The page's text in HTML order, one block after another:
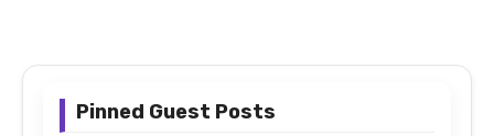
Pinned Guest Posts